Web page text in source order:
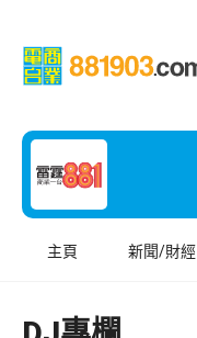
主頁 新聞/財經